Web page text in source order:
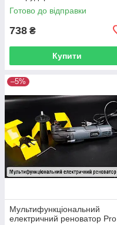
Готово до відправки
738 ₴
Купити
–5%
Мультифункціональний
електричний реноватор Pro